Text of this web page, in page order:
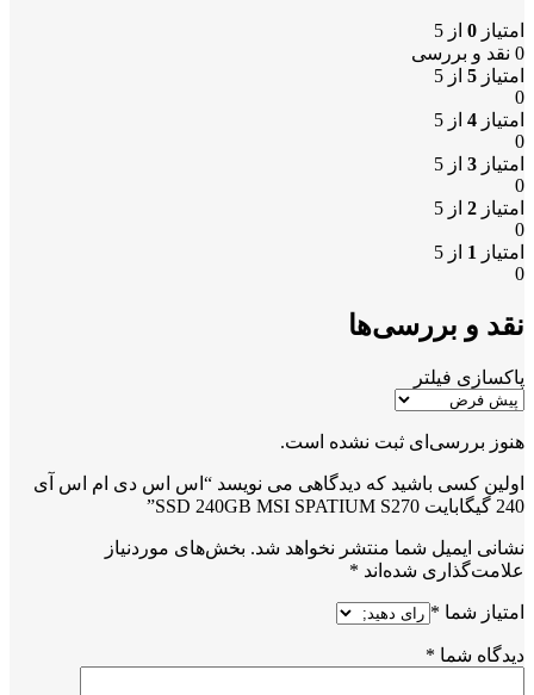
امتیاز 0 از 5
0 نقد و بررسی
امتیاز 5 از 5
0
امتیاز 4 از 5
0
امتیاز 3 از 5
0
امتیاز 2 از 5
0
امتیاز 1 از 5
0
نقد و بررسی‌ها
پاکسازی فیلتر
هنوز بررسی‌ای ثبت نشده است.
اولین کسی باشید که دیدگاهی می نویسد “اس اس دی ام اس آی
240 گیگابایت SSD 240GB MSI SPATIUM S270”
نشانی ایمیل شما منتشر نخواهد شد. بخش‌های موردنیاز
علامت‌گذاری شده‌اند *
امتیاز شما *
دیدگاه شما *